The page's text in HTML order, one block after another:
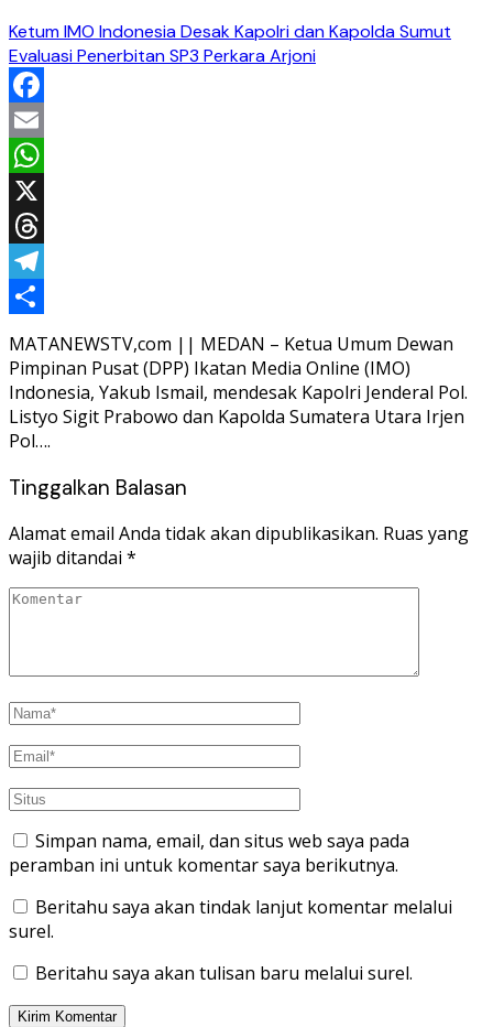
Ketum IMO Indonesia Desak Kapolri dan Kapolda Sumut
Evaluasi Penerbitan SP3 Perkara Arjoni
Facebook
Email
WhatsApp
X
Threads
Telegram
Share
MATANEWSTV,com || MEDAN – Ketua Umum Dewan
Pimpinan Pusat (DPP) Ikatan Media Online (IMO)
Indonesia, Yakub Ismail, mendesak Kapolri Jenderal Pol.
Listyo Sigit Prabowo dan Kapolda Sumatera Utara Irjen
Pol….
Tinggalkan Balasan
Alamat email Anda tidak akan dipublikasikan. Ruas yang
wajib ditandai *
Simpan nama, email, dan situs web saya pada
peramban ini untuk komentar saya berikutnya.
Beritahu saya akan tindak lanjut komentar melalui
surel.
Beritahu saya akan tulisan baru melalui surel.